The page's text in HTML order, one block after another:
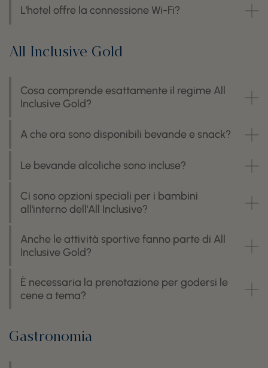
L'hotel offre la connessione Wi-Fi?
All Inclusive Gold
Cosa comprende esattamente il regime All
Inclusive Gold?
A che ora sono disponibili bevande e snack?
Le bevande alcoliche sono incluse?
Ci sono opzioni speciali per i bambini
all'interno dell'All Inclusive?
Anche le attività sportive fanno parte di All
Inclusive Gold?
È necessaria la prenotazione per godersi le
cene a tema?
Gastronomia